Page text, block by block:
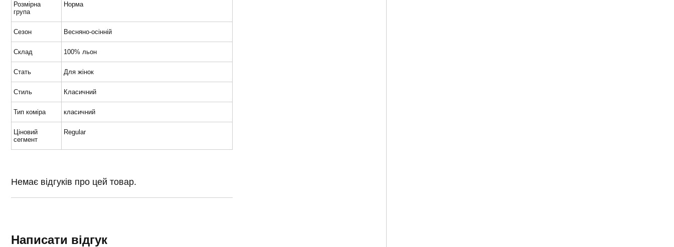
Розмірна
група
Норма
Сезон Весняно-осінній
Склад 100% льон
Стать Для жінок
Стиль Класичний
Тип коміра класичний
Ціновий
сегмент
Regular
Немає відгуків про цей товар.
Написати відгук